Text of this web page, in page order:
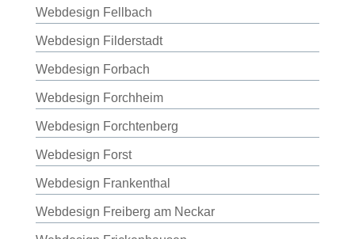
Webdesign Fellbach
Webdesign Filderstadt
Webdesign Forbach
Webdesign Forchheim
Webdesign Forchtenberg
Webdesign Forst
Webdesign Frankenthal
Webdesign Freiberg am Neckar